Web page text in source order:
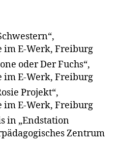
E-Werk, Freiburg
oder Der Fuchs“,
E-Werk, Freiburg
Projekt“,
E-Werk, Freiburg
in „Endstation
Zentrum